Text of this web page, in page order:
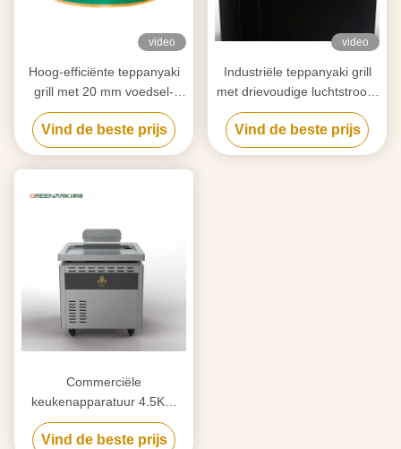
video
Hoog-efficiënte teppanyaki
grill met 20 mm voedsel-
grade legering staal
countertop & slimme
verwarming
Vind de beste prijs
video
Industriële teppanyaki grill
met drievoudige luchtstroom
rookreiniging en anti-
verstoppingstechnologie
Vind de beste prijs
Commerciële
keukenapparatuur 4.5KW
Multifunctionele inductie Flat
Fryer Teppanyaki Grill met
Vind de beste prijs